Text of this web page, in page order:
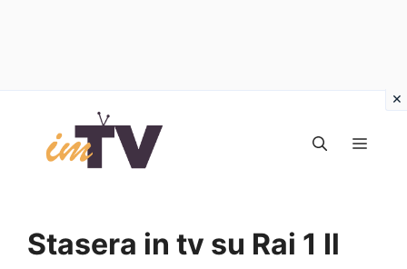
contenuto
Stasera in tv su Rai 1 Il